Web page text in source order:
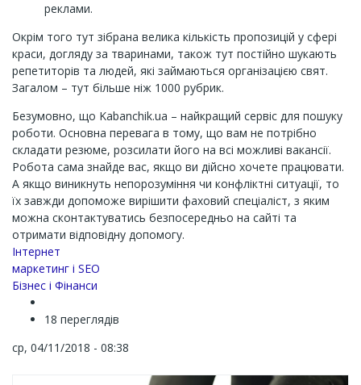
реклами.
Окрім того тут зібрана велика кількість пропозицій у сфері
краси, догляду за тваринами, також тут постійно шукають
репетиторів та людей, які займаються організацією свят.
Загалом – тут більше ніж 1000 рубрик.
Безумовно, що Kabanchik.ua – найкращий сервіс для пошуку
роботи. Основна перевага в тому, що вам не потрібно
складати резюме, розсилати його на всі можливі вакансії.
Робота сама знайде вас, якщо ви дійсно хочете працювати.
А якщо виникнуть непорозуміння чи конфліктні ситуації, то
їх завжди допоможе вирішити фаховий спеціаліст, з яким
можна сконтактуватись безпосередньо на сайті та
отримати відповідну допомогу.
Channel
Інтернет
маркетинг і SEO
Бізнес і Фінанси
18 переглядів
ср, 04/11/2018 - 08:38